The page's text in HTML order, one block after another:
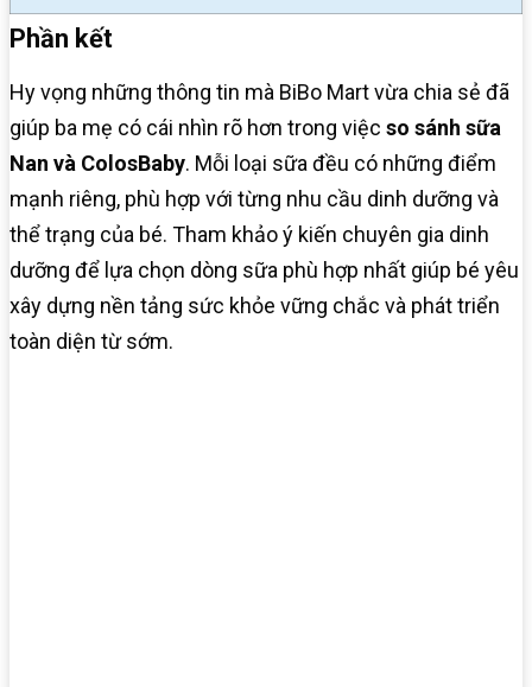
Phần kết
Hy vọng những thông tin mà BiBo Mart vừa chia sẻ đã
giúp ba mẹ có cái nhìn rõ hơn trong việc so sánh sữa
Nan và ColosBaby. Mỗi loại sữa đều có những điểm
mạnh riêng, phù hợp với từng nhu cầu dinh dưỡng và
thể trạng của bé. Tham khảo ý kiến chuyên gia dinh
dưỡng để lựa chọn dòng sữa phù hợp nhất giúp bé yêu
xây dựng nền tảng sức khỏe vững chắc và phát triển
toàn diện từ sớm.